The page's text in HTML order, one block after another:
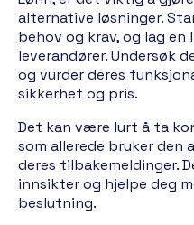
alternative løsninger.
behov og krav, og lag
leverandører. Undersøk
og vurder deres
sikkerhet og pris.
Det kan være lurt å ta
som allerede bruker den
deres tilbakemeldinger.
innsikter og hjelpe deg
beslutning.